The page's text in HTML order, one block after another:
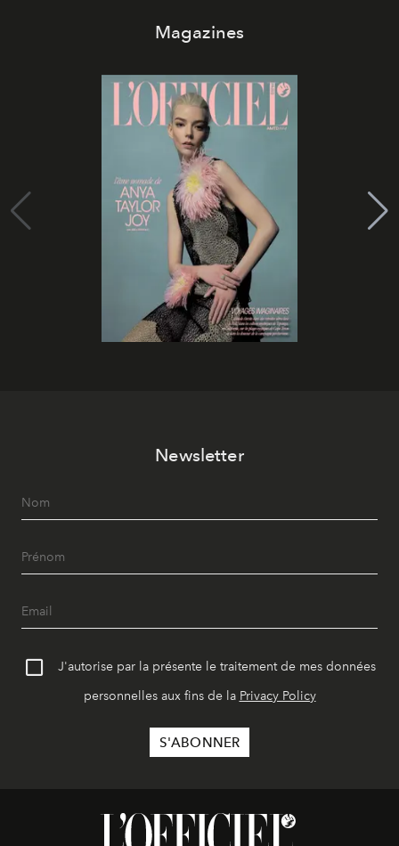
Magazines
Newsletter
J'autorise par la présente le traitement de mes données
personnelles aux fins de la Privacy Policy